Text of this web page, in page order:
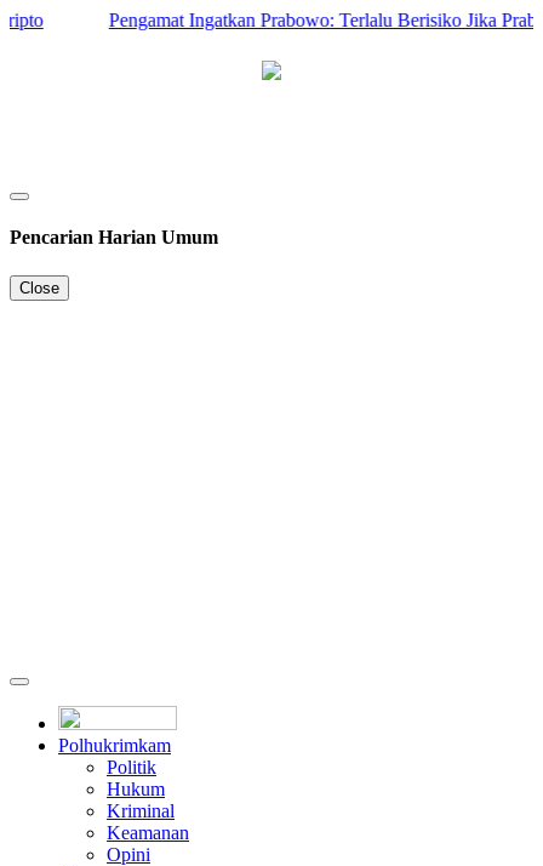
Pengamat Ingatkan Prabowo: Terlalu Berisiko Jika
Pencarian Harian Umum
Close
Polhukrimkam
Politik
Hukum
Kriminal
Keamanan
Opini